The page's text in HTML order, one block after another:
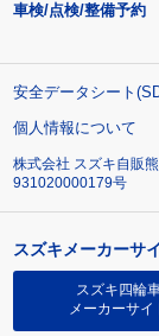
車検/点検/整備予約
安全データシート
個人情報について
株式会社 スズキ自販
931020000179号
スズキメーカーサ
スズキ四輪
メーカーサイ